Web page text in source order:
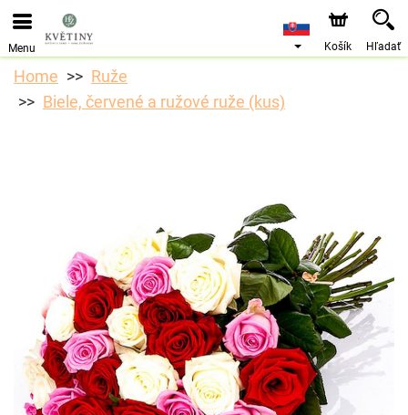
Objednávky prijímame prostredníctvom nášho e-shopu.
Najskorší možný termín doručenia je od 10.8.2026 z
Menu Košík Hľadať
Home
Ruže
Biele, červené a ružové ruže (kus)